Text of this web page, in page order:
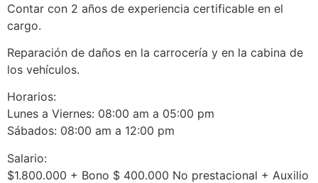
Contar con 2 años de experiencia certificable en el
cargo.
Reparación de daños en la carrocería y en la cabina de
los vehículos.
Horarios:
Lunes a Viernes: 08:00 am a 05:00 pm
Sábados: 08:00 am a 12:00 pm
Salario:
$1.800.000 + Bono $ 400.000 No prestacional + Auxilio